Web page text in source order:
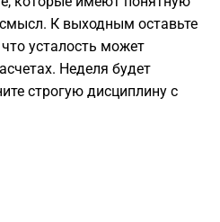
К выходным оставьте
усталость может
Неделя будет
строгую дисциплину с